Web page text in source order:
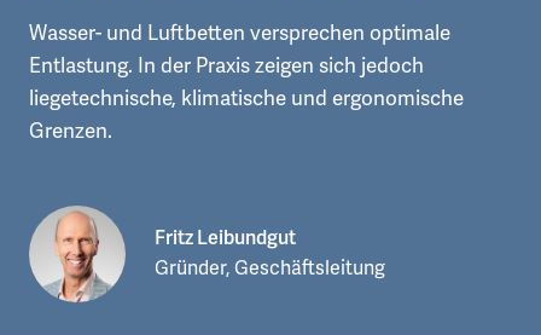
Wasser- und Luftbetten versprechen optimale
Entlastung. In der Praxis zeigen sich jedoch
liegetechnische, klimatische und ergonomische
Grenzen.
Fritz Leibundgut
Gründer, Geschäftsleitung